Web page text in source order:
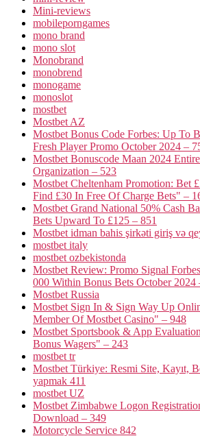
Mini-reviews
mobileporngames
mono brand
mono slot
Monobrand
monobrend
monogame
monoslot
mostbet
Mostbet AZ
Mostbet Bonus Code Forbes: Up To
Fresh Player Promo October 2024 –
Mostbet Bonuscode Maan 2024
Organization – 523
Mostbet Cheltenham Promotion: Bet
Find £30 In Free Of Charge Bets" –
Mostbet Grand National 50% Cash
Bets Upward To £125 – 851
Mostbet idman bahis şirkəti giriş və
mostbet italy
mostbet ozbekistonda
Mostbet Review: Promo Signal
000 Within Bonus Bets October 2024
Mostbet Russia
Mostbet Sign In & Sign Way Up
Member Of Mostbet Casino" – 948
Mostbet Sportsbook & App
Bonus Wagers" – 243
mostbet tr
Mostbet Türkiye: Resmi Site, Kayıt,
yapmak 411
mostbet UZ
Mostbet Zimbabwe Logon
Download – 349
Motorcycle Service 842